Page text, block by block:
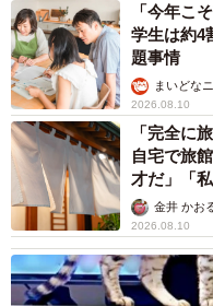
「今年こ
学生は約
題事情
まいどな
2026.08.10
「完全に
自宅で旅
才だ」「
金井 かお
2026.08.10